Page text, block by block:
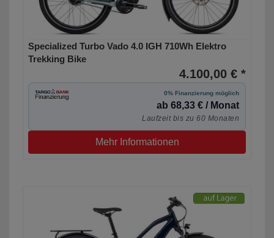
Specialized Turbo Vado 4.0 IGH 710Wh Elektro
Trekking Bike
4.100,00 € *
0% Finanzierung möglich
ab 68,33 € / Monat
Laufzeit bis zu 60 Monaten
Mehr Informationen